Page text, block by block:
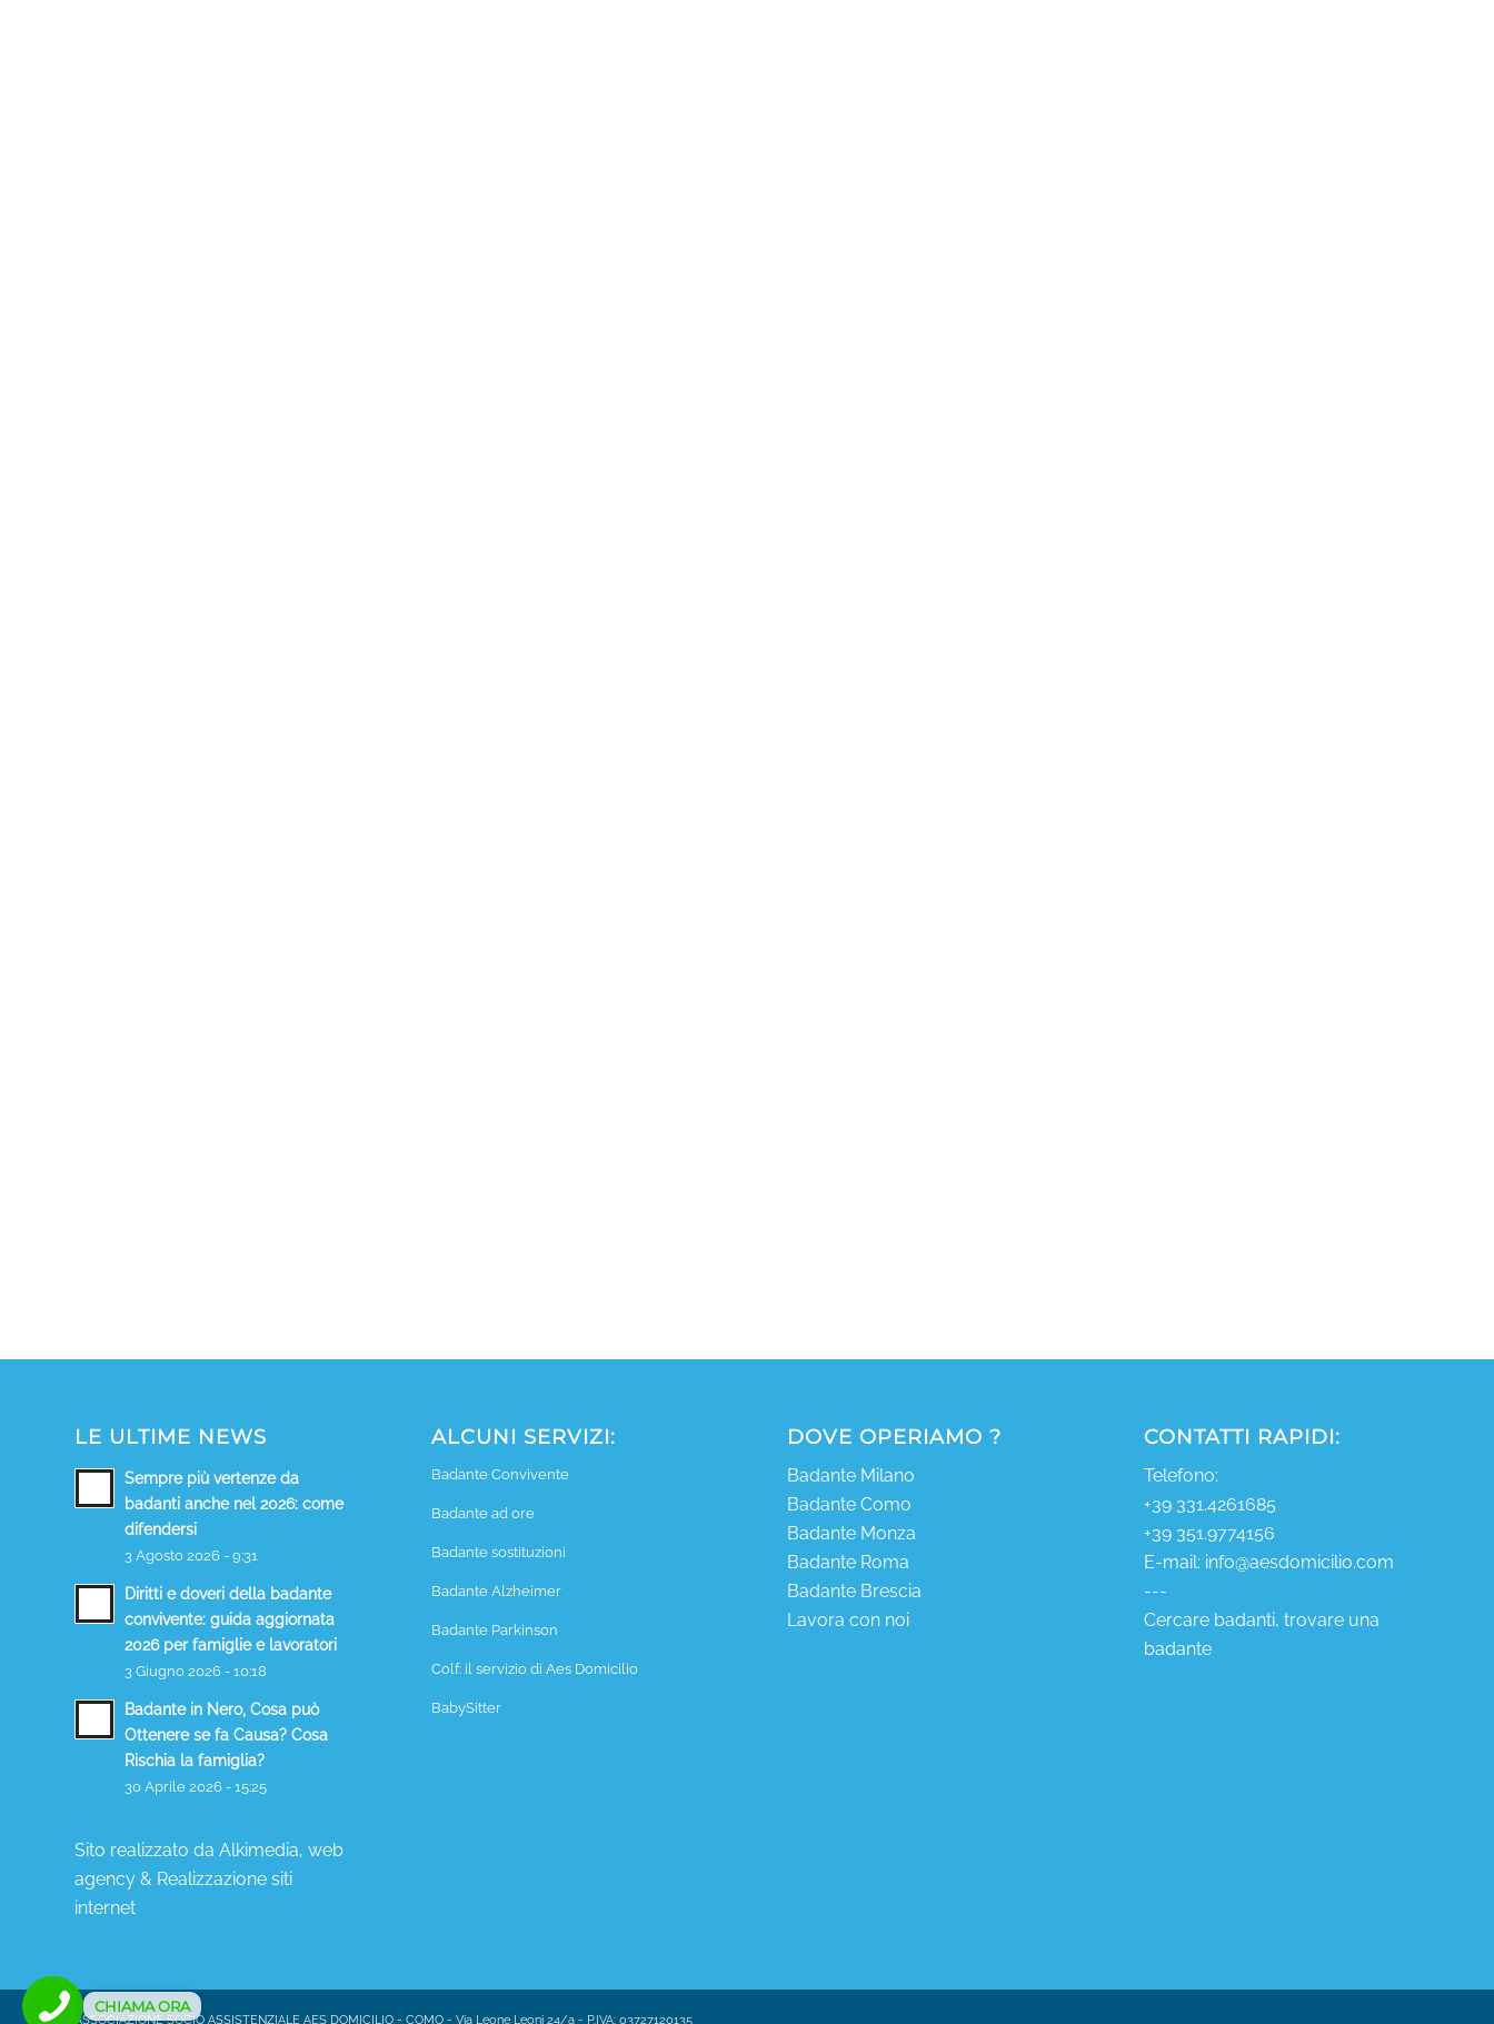
LE ULTIME NEWS
Sempre più vertenze da
badanti anche nel 2026: come
difendersi
3 Agosto 2026 - 9:31
Diritti e doveri della badante
convivente: guida aggiornata
2026 per famiglie e lavoratori
3 Giugno 2026 - 10:18
Badante in Nero, Cosa può
Ottenere se fa Causa? Cosa
Rischia la famiglia?
30 Aprile 2026 - 15:25
Sito realizzato da Alkimedia, web
agency & Realizzazione siti
internet
ALCUNI SERVIZI:
Badante Convivente
Badante ad ore
Badante sostituzioni
Badante Alzheimer
Badante Parkinson
Colf: il servizio di Aes Domicilio
BabySitter
DOVE OPERIAMO ?
Badante Milano
Badante Como
Badante Monza
Badante Roma
Badante Brescia
Lavora con noi
CONTATTI RAPIDI:
Telefono:
+39 331.4261685
+39 351.9774156
E-mail: info@aesdomicilio.com
---
Cercare badanti, trovare una
badante
CHIAMA ORA
ASSOCIAZIONE SOCIO ASSISTENZIALE AES DOMICILIO - COMO - Via Leone Leoni 24/a - P.IVA: 03727120135